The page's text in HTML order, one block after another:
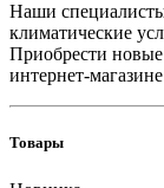
Наши
климатические
Приобрести
интернет-
Товары